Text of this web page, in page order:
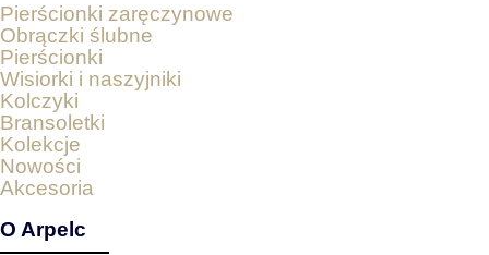
Pierścionki zaręczynowe
Obrączki ślubne
Pierścionki
Wisiorki i naszyjniki
Kolczyki
Bransoletki
Kolekcje
Nowości
Akcesoria
O Arpelc